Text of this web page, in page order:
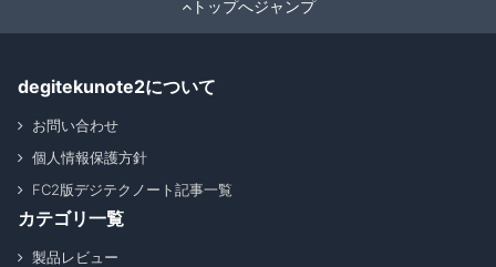
トップへジャンプ
degitekunote2について
お問い合わせ
個人情報保護方針
FC2版デジテクノート記事一覧
カテゴリ一覧
製品レビュー